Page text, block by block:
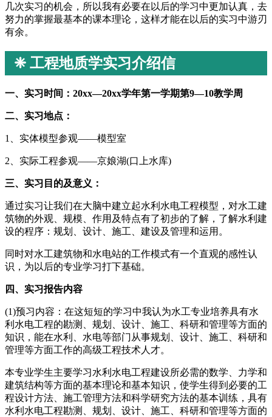
几次实习的机会，所以我有必要在以后的学习中更加认真，去
努力的掌握最基本的课本理论，这样才能在以后的实习中游刃
有余。
❈ 工程地质学实习介绍信
一、实习时间：20xx—20xx学年第一学期第9—10教学周
二、实习地点：
1、实体模型参观——模型室
2、实际工程参观——京娘湖(口上水库)
三、实习目的及意义：
通过实习让我们在大脑中建立起水利水电工程模型，对水工建
筑物的外观、规模、作用及特点有了初步的了解，了解水利建
设的程序：规划、设计、施工、建设及管理和运用。
同时对水工建筑物和水电站的工作模式有一个直观的感性认
识，为以后的专业学习打下基础。
四、实习报告内容
(1)预习内容：在这短短的学习中我认为水工专业培养具有水
利水电工程的勘测、规划、设计、施工、科研和管理等方面的
知识，能在水利、水电等部门从事规划、设计、施工、科研和
管理等方面工作的高级工程技术人才。
本专业学生主要学习水利水电工程建设所必需的数学、力学和
建筑结构等方面的基本理论和基本知识，使学生得到必要的工
程设计方法、施工管理方法和科学研究方法的基本训练，具有
水利水电工程勘测、规划、设计、施工、科研和管理等方面的